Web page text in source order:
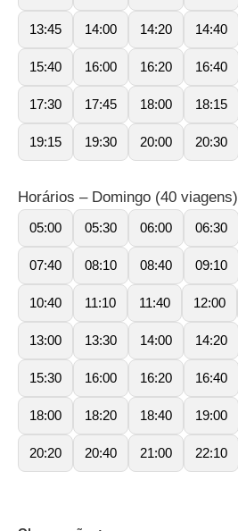
13:45 14:00 14:20 14:40
15:40 16:00 16:20 16:40
17:30 17:45 18:00 18:15
19:15 19:30 20:00 20:30
Horários – Domingo (40 viagens)
05:00 05:30 06:00 06:30
07:40 08:10 08:40 09:10
10:40 11:10 11:40 12:00
13:00 13:30 14:00 14:20
15:30 16:00 16:20 16:40
18:00 18:20 18:40 19:00
20:20 20:40 21:00 22:10